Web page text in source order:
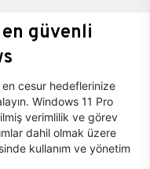
güvenli
cesur hedeflerinize
Windows 11 Pro
verimlilik ve görev
dahil olmak üzere
kullanım ve yönetim